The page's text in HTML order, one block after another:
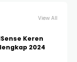
View All
Keren
2024